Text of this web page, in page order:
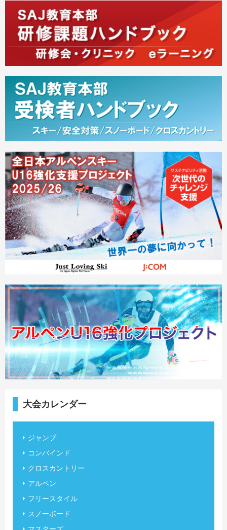
大会カレンダー
ジャンプ
コンバインド
クロスカントリー
アルペン
フリースタイル
スノーボード